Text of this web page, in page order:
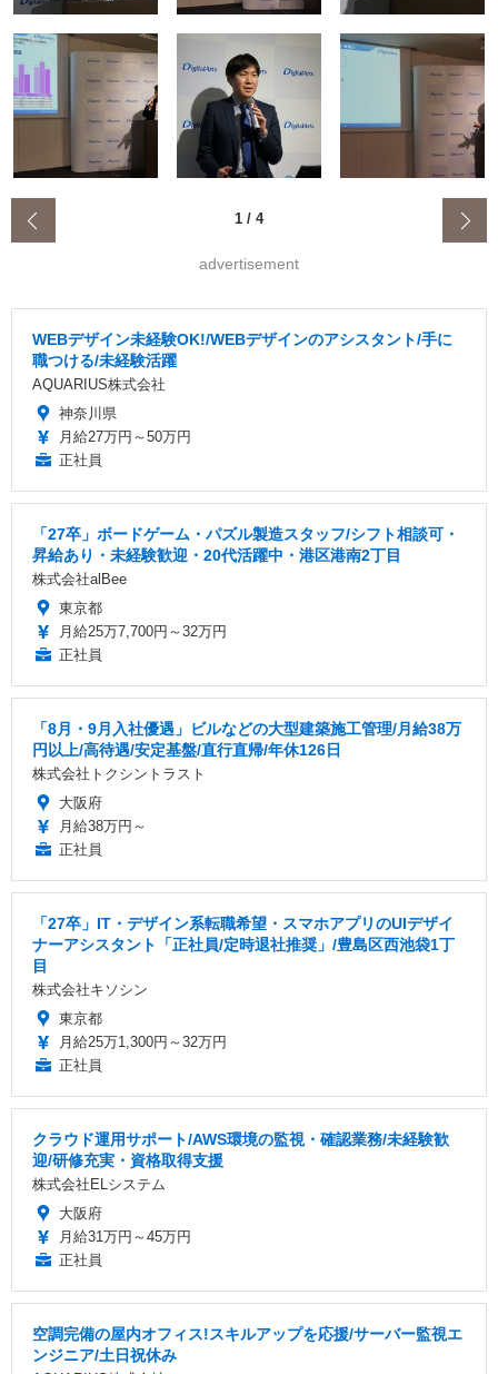
1 / 4
advertisement
WEBデザイン未経験OK!/WEBデザインのアシスタント/手に
職つける/未経験活躍
AQUARIUS株式会社
神奈川県
月給27万円～50万円
正社員
「27卒」ボードゲーム・パズル製造スタッフ/シフト相談可・
昇給あり・未経験歓迎・20代活躍中・港区港南2丁目
株式会社alBee
東京都
月給25万7,700円～32万円
正社員
「8月・9月入社優遇」ビルなどの大型建築施工管理/月給38万
円以上/高待遇/安定基盤/直行直帰/年休126日
株式会社トクシントラスト
大阪府
月給38万円～
正社員
「27卒」IT・デザイン系転職希望・スマホアプリのUIデザイ
ナーアシスタント「正社員/定時退社推奨」/豊島区西池袋1丁
目
株式会社キソシン
東京都
月給25万1,300円～32万円
正社員
クラウド運用サポート/AWS環境の監視・確認業務/未経験歓
迎/研修充実・資格取得支援
株式会社ELシステム
大阪府
月給31万円～45万円
正社員
空調完備の屋内オフィス!スキルアップを応援/サーバー監視エ
ンジニア/土日祝休み